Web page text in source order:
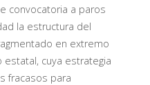
convocatoria a paros
la estructura del
en extremo
cuya estrategia
fracasos para